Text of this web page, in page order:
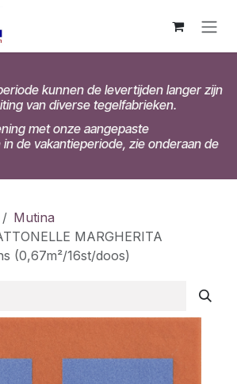
kunnen de levertijden langer zijn
van diverse tegelfabrieken.
met onze aangepaste
de vakantieperiode, zie onderaan de
Mutina
MARGHERITA
(0,67m²/16st/doos)